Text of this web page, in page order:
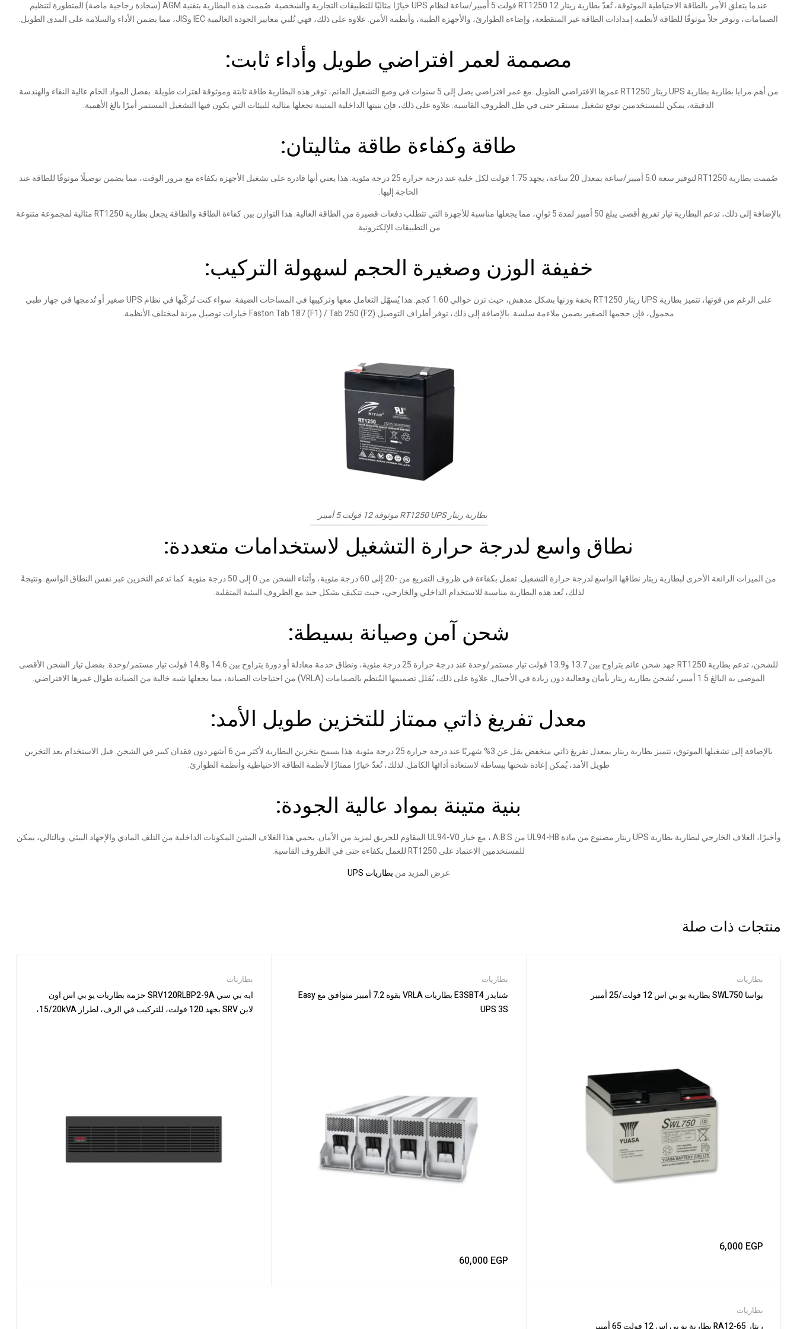
عندما يتعلق الأمر بالطاقة الاحتياطية الموثوقة، تُعدّ بطارية ريتار RT1250 12 فولت 5 أمبير/ساعة لنظام UPS خيارًا مثاليًا للتطبيقات التجارية والشخصية. صُممت هذه البطارية بتقنية AGM (سجادة زجاجية ماصة) المتطورة لتنظيم
الصمامات، وتوفر حلاً موثوقًا للطاقة لأنظمة إمدادات الطاقة غير المنقطعة، وإضاءة الطوارئ، والأجهزة الطبية، وأنظمة الأمن. علاوة على ذلك، فهي تُلبي معايير الجودة العالمية IEC وJIS، مما يضمن الأداء والسلامة على المدى الطويل.
مصممة لعمر افتراضي طويل وأداء ثابت:
من أهم مزايا بطارية بطارية UPS ريتار RT1250 عمرها الافتراضي الطويل. مع عمر افتراضي يصل إلى 5 سنوات في وضع التشغيل العائم، توفر هذه البطارية طاقة ثابتة وموثوقة لفترات طويلة. بفضل المواد الخام عالية النقاء والهندسة
الدقيقة، يمكن للمستخدمين توقع تشغيل مستقر حتى في ظل الظروف القاسية. علاوة على ذلك، فإن بنيتها الداخلية المتينة تجعلها مثالية للبيئات التي يكون فيها التشغيل المستمر أمرًا بالغ الأهمية.
طاقة وكفاءة طاقة مثاليتان:
صُممت بطارية RT1250 لتوفير سعة 5.0 أمبير/ساعة بمعدل 20 ساعة، بجهد 1.75 فولت لكل خلية عند درجة حرارة 25 درجة مئوية. هذا يعني أنها قادرة على تشغيل الأجهزة بكفاءة مع مرور الوقت، مما يضمن توصيلًا موثوقًا للطاقة عند
الحاجة إليها.
بالإضافة إلى ذلك، تدعم البطارية تيار تفريغ أقصى يبلغ 50 أمبير لمدة 5 ثوانٍ، مما يجعلها مناسبة للأجهزة التي تتطلب دفعات قصيرة من الطاقة العالية. هذا التوازن بين كفاءة الطاقة والطاقة يجعل بطارية RT1250 مثالية لمجموعة متنوعة
من التطبيقات الإلكترونية.
خفيفة الوزن وصغيرة الحجم لسهولة التركيب:
على الرغم من قوتها، تتميز بطارية UPS ريتار RT1250 بخفة وزنها بشكل مدهش، حيث تزن حوالي 1.60 كجم. هذا يُسهّل التعامل معها وتركيبها في المساحات الضيقة. سواء كنت تُركّبها في نظام UPS صغير أو تُدمجها في جهاز طبي
محمول، فإن حجمها الصغير يضمن ملاءمة سلسة. بالإضافة إلى ذلك، توفر أطراف التوصيل Faston Tab 187 (F1) / Tab 250 (F2) خيارات توصيل مرنة لمختلف الأنظمة.
بطارية ريتار RT1250 UPS موثوقة 12 فولت 5 أمبير
نطاق واسع لدرجة حرارة التشغيل لاستخدامات متعددة:
من الميزات الرائعة الأخرى لبطارية ريتار نطاقها الواسع لدرجة حرارة التشغيل. تعمل بكفاءة في ظروف التفريغ من -20 إلى 60 درجة مئوية، وأثناء الشحن من 0 إلى 50 درجة مئوية. كما تدعم التخزين عبر نفس النطاق الواسع. ونتيجةً
لذلك، تُعد هذه البطارية مناسبة للاستخدام الداخلي والخارجي، حيث تتكيف بشكل جيد مع الظروف البيئية المتقلبة.
شحن آمن وصيانة بسيطة:
للشحن، تدعم بطارية RT1250 جهد شحن عائم يتراوح بين 13.7 و13.9 فولت تيار مستمر/وحدة عند درجة حرارة 25 درجة مئوية، ونطاق خدمة معادلة أو دورة يتراوح بين 14.6 و14.8 فولت تيار مستمر/وحدة. بفضل تيار الشحن الأقصى
الموصى به البالغ 1.5 أمبير، تُشحن بطارية ريتار بأمان وفعالية دون زيادة في الأحمال. علاوة على ذلك، يُقلل تصميمها المُنظم بالصمامات (VRLA) من احتياجات الصيانة، مما يجعلها شبه خالية من الصيانة طوال عمرها الافتراضي.
معدل تفريغ ذاتي ممتاز للتخزين طويل الأمد:
بالإضافة إلى تشغيلها الموثوق، تتميز بطارية ريتار بمعدل تفريغ ذاتي منخفض يقل عن 3% شهريًا عند درجة حرارة 25 درجة مئوية. هذا يسمح بتخزين البطارية لأكثر من 6 أشهر دون فقدان كبير في الشحن. قبل الاستخدام بعد التخزين
طويل الأمد، يُمكن إعادة شحنها ببساطة لاستعادة أدائها الكامل. لذلك، تُعدّ خيارًا ممتازًا لأنظمة الطاقة الاحتياطية وأنظمة الطوارئ.
بنية متينة بمواد عالية الجودة:
وأخيرًا، الغلاف الخارجي لبطارية بطارية UPS ريتار مصنوع من مادة UL94-HB من A.B.S.، مع خيار UL94-V0 المقاوم للحريق لمزيد من الأمان. يحمي هذا الغلاف المتين المكونات الداخلية من التلف المادي والإجهاد البيئي. وبالتالي، يمكن
للمستخدمين الاعتماد على RT1250 للعمل بكفاءة حتى في الظروف القاسية.
عرض المزيد من بطاريات UPS
منتجات ذات صلة
بطاريات
يواسا SWL750 بطارية يو بي اس 12 فولت/25 أمبير
6,000 EGP
بطاريات
شنايدر E3SBT4 بطاريات VRLA بقوة 7.2 أمبير متوافق مع Easy
UPS 3S
60,000 EGP
بطاريات
ايه بي سي SRV120RLBP2-9A حزمة بطاريات يو بي اس اون
لاين SRV بجهد 120 فولت، للتركيب في الرف، لطراز 15/20kVA،
بطاريات
ريتار RA12-65 بطارية يو بي اس 12 فولت 65 أمبير